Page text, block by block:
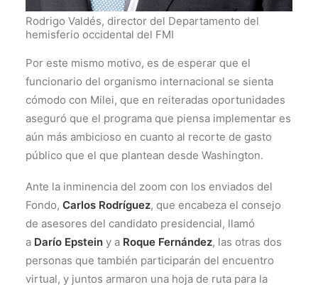
Rodrigo Valdés, director del Departamento del
hemisferio occidental del FMI
Por este mismo motivo, es de esperar que el
funcionario del organismo internacional se sienta
cómodo con Milei, que en reiteradas oportunidades
aseguró que el programa que piensa implementar es
aún más ambicioso en cuanto al recorte de gasto
público que el que plantean desde Washington.
Ante la inminencia del zoom con los enviados del
Fondo, Carlos Rodríguez, que encabeza el consejo
de asesores del candidato presidencial, llamó
a Darío Epstein y a Roque Fernández, las otras dos
personas que también participarán del encuentro
virtual, y juntos armaron una hoja de ruta para la